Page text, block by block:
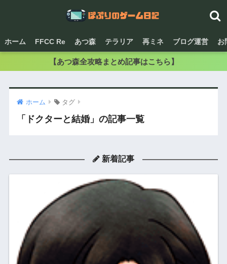
ホーム FFCC Re あつ森 テラリア 再ミネ ブログ運営 お
【あつ森全攻略まとめ記事はこちら】
ホーム タグ
「ドクターと結婚」の記事一覧
新着記事